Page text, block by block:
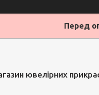
Перед
ювелірних прикрас